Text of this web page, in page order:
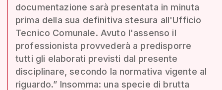
documentazione sarà presentata in minuta
prima della sua definitiva stesura all'Ufficio
Tecnico Comunale. Avuto l'assenso il
professionista provvederà a predisporre
tutti gli elaborati previsti dal presente
disciplinare, secondo la normativa vigente al
riguardo.” Insomma: una specie di brutta